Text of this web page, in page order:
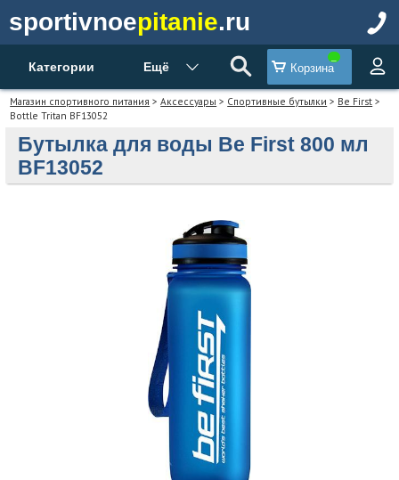
sportivnoepitanie.ru
Категории Ещё Корзина
Магазин спортивного питания >Аксессуары > Спортивные бутылки > Be First >
Bottle Tritan BF13052
Бутылка для воды Be First 800 мл
BF13052